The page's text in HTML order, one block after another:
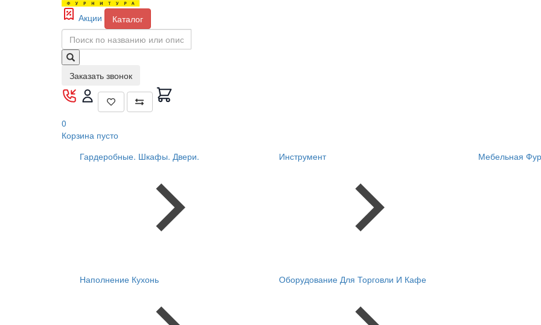
Акции Каталог
Заказать звонок
0
Корзина пусто
Гардеробные. Шкафы. Двери.
Инструмент Мебельная
Наполнение Кухонь Оборудование Для Торговли И Кафе